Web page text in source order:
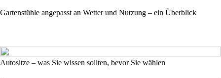
Gartenstühle angepasst an Wetter und Nutzung – ein Überblick
Autositze – was Sie wissen sollten, bevor Sie wählen